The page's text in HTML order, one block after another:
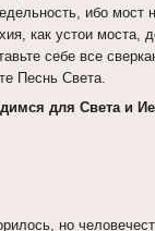
ибо мост
как устои моста,
себе все
Песнь Света.
для Света и
но